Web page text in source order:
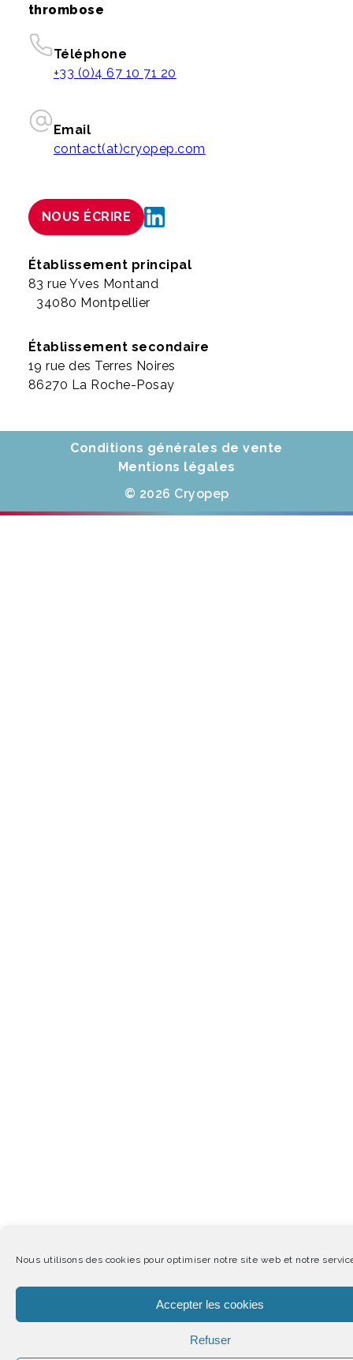
Nous utilisons des cookies pour optimiser notre site web et notre
Accepter les cookies
Refuser
thrombose
Téléphone
+33 (0)4 67 10 71 20
Email
contact(at)cryopep.com
NOUS ÉCRIRE
Établissement principal
83 rue Yves Montand
34080 Montpellier
Établissement secondaire
19 rue des Terres Noires
86270 La Roche-Posay
Conditions générales de vente
Mentions légales
© 2026 Cryopep